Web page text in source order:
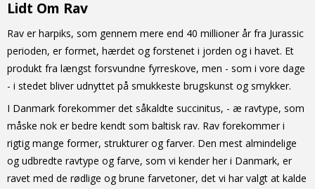
Lidt Om Rav
Rav er harpiks, som gennem mere end 40 millioner år fra Jurassic
perioden, er formet, hærdet og forstenet i jorden og i havet. Et
produkt fra længst forsvundne fyrreskove, men - som i vore dage
- i stedet bliver udnyttet på smukkeste brugskunst og smykker.
I Danmark forekommer det såkaldte succinitus, - æ ravtype, som
måske nok er bedre kendt som baltisk rav. Rav forekommer i
rigtig mange former, strukturer og farver. Den mest almindelige
og udbredte ravtype og farve, som vi kender her i Danmark, er
ravet med de rødlige og brune farvetoner, det vi har valgt at kalde